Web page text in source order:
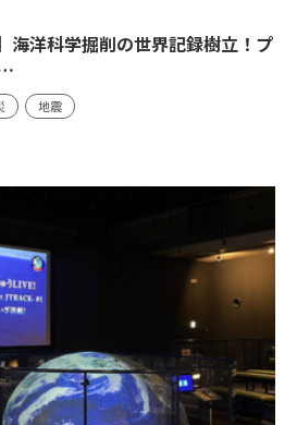
海洋科学掘削の世界記録樹立！プ
地震